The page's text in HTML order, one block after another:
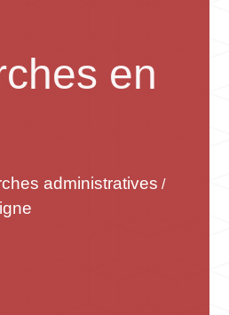
en
administratives /